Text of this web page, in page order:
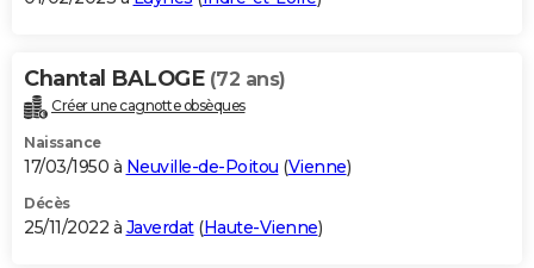
Chantal BALOGE (72 ans)
Créer une cagnotte obsèques
Naissance
17/03/1950 à Neuville-de-Poitou (Vienne)
Décès
25/11/2022 à Javerdat(Haute-Vienne)